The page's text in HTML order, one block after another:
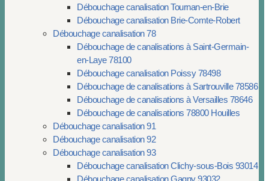
Débouchage canalisation Tournan-en-Brie
Débouchage canalisation Brie-Comte-Robert
Débouchage canalisation 78
Débouchage de canalisations à Saint-Germain-
en-Laye 78100
Débouchage canalisation Poissy 78498
Débouchage de canalisations à Sartrouville 78586
Débouchage de canalisations à Versailles 78646
Débouchage de canalisations 78800 Houilles
Débouchage canalisation 91
Débouchage canalisation 92
Débouchage canalisation 93
Débouchage canalisation Clichy-sous-Bois 93014